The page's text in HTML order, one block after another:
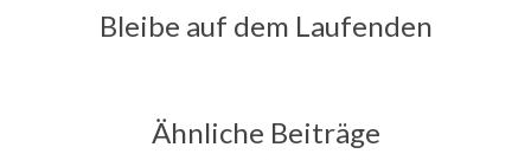
Bleibe auf dem Laufenden
Ähnliche Beiträge